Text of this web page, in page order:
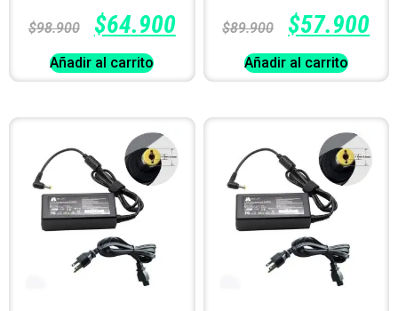
$98.900 $64.900
Añadir al carrito
$89.900 $57.900
Añadir al carrito